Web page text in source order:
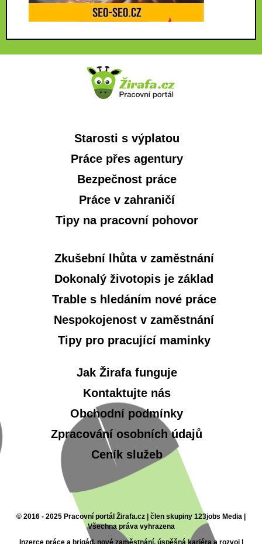
Starosti s výplatou
Práce přes agentury
Bezpečnost práce
Práce v zahraničí
Tipy na pracovní pohovor
Zkušební lhůta v zaměstnání
Dokonalý životopis je základ
Trable s hledáním nové práce
Nespokojenost v zaměstnání
Tipy pro pracující maminky
Jak Žirafa funguje
Kontaktujte nás
Obchodní podmínky
Zpracování osobních údajů
Ceník služeb
© 2016 - 2025 Pracovní portál Žirafa.cz | člen skupiny 123jobs Media |
Všechna práva vyhrazena
Inzerce práce a brigád, nové zaměstnání, úspěšná kariéra a rozvoj |